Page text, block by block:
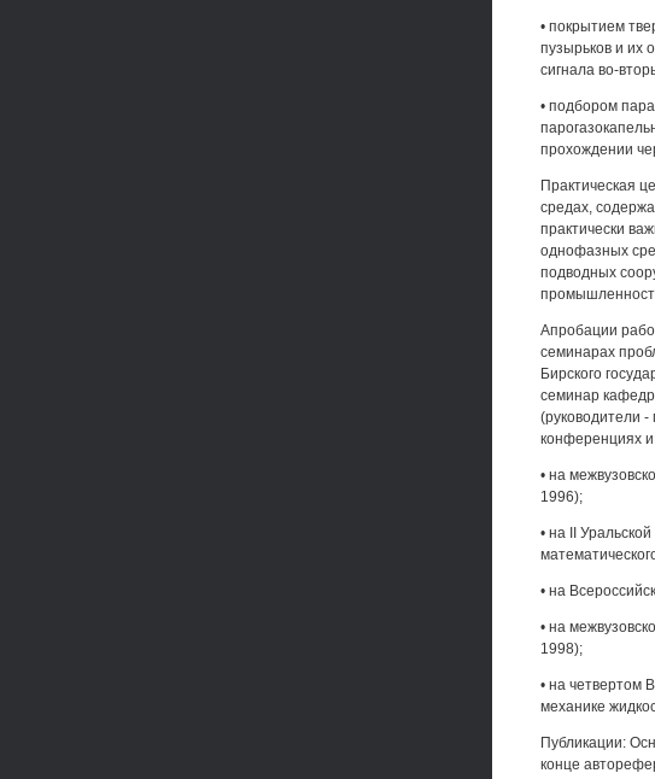
• покрытием
пузырьков и их
сигнала во-
• подбором
прохождении
Практическая
средах,
практически
однофазных
подводных
Апробации
семинарах
Бирского
семинар
(руководители
конференциях
• на
1996);
• на II
• на
• на
1998);
• на четвертом
механике
Публикации:
конце